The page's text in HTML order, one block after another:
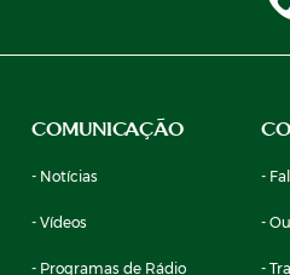
COMUNICAÇÃO
- Notícias
- Vídeos
- Programas de Rádio
-
-
-